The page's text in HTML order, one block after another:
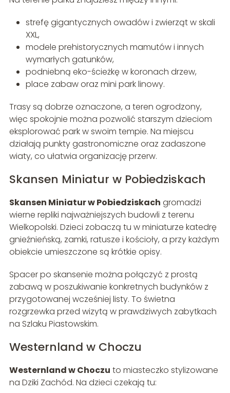
strefę gigantycznych owadów i zwierząt w skali
XXL,
modele prehistorycznych mamutów i innych
wymarłych gatunków,
podniebną eko-ścieżkę w koronach drzew,
place zabaw oraz mini park linowy.
Trasy są dobrze oznaczone, a teren ogrodzony,
więc spokojnie można pozwolić starszym dzieciom
eksplorować park w swoim tempie. Na miejscu
działają punkty gastronomiczne oraz zadaszone
wiaty, co ułatwia organizację przerw.
Skansen Miniatur w Pobiedziskach
Skansen Miniatur w Pobiedziskach gromadzi
wierne repliki najważniejszych budowli z terenu
Wielkopolski. Dzieci zobaczą tu w miniaturze katedrę
gnieźnieńską, zamki, ratusze i kościoły, a przy każdym
obiekcie umieszczone są krótkie opisy.
Spacer po skansenie można połączyć z prostą
zabawą w poszukiwanie konkretnych budynków z
przygotowanej wcześniej listy. To świetna
rozgrzewka przed wizytą w prawdziwych zabytkach
na Szlaku Piastowskim.
Westernland w Choczu
Westernland w Choczu to miasteczko stylizowane
na Dziki Zachód. Na dzieci czekają tu: